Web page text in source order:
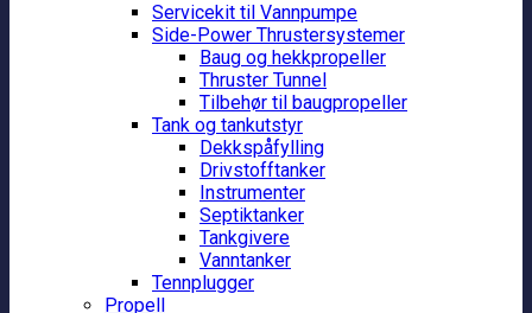
Servicekit til Vannpumpe
Side-Power Thrustersystemer
Baug og hekkpropeller
Thruster Tunnel
Tilbehør til baugpropeller
Tank og tankutstyr
Dekkspåfylling
Drivstofftanker
Instrumenter
Septiktanker
Tankgivere
Vanntanker
Tennplugger
Propell